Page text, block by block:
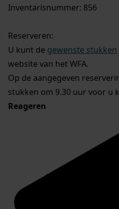
Inventarisnummer: 856
Reserveren:
U kunt de gewenste stukken
website van het WFA.
Op de aangegeven
stukken om 9.30 uur voor u
Reageren